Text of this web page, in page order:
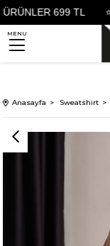
MENU
Anasayfa Sweatshirt
699 TL ⭐